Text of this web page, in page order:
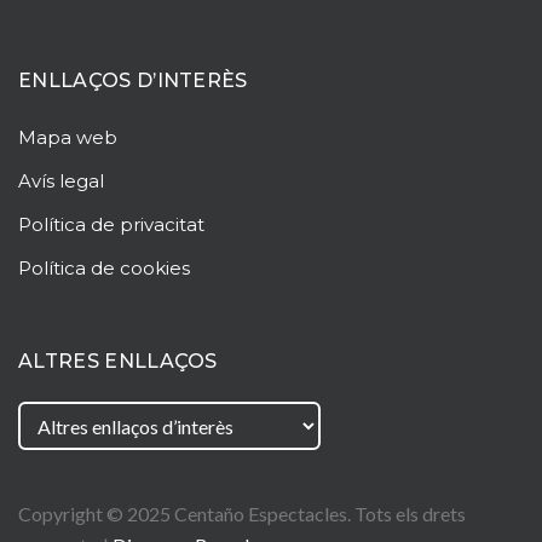
ENLLAÇOS D’INTERÈS
Mapa web
Avís legal
Política de privacitat
Política de cookies
ALTRES ENLLAÇOS
Copyright © 2025 Centaño Espectacles. Tots els drets